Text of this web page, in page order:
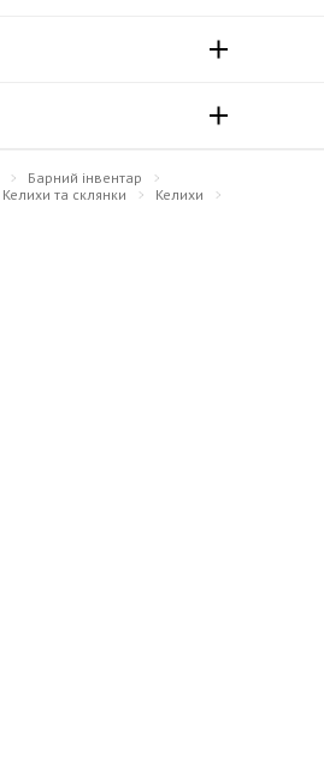
Барний інвентар
Келихи та склянки
Келихи